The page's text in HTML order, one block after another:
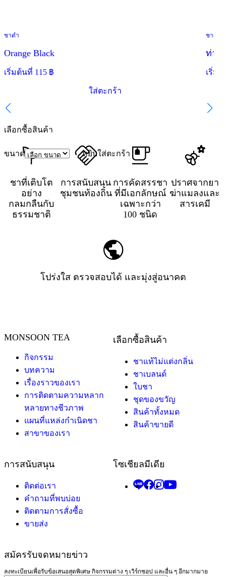
ชาดำ
Orange Black
เริ่มต้นที่ 115 ฿
ใส่ตะกร้า
ชาดำ
ท่าแ
เริ่ม
เลือกซื้อสินค้า
ขนาด หยิบใส่ตะกร้า
ชาที่เติบโต
อย่าง
กลมกลืนกับ
ธรรมชาติ
การสนับสนุน
ชุมชนท้องถิ่น
การคัดสรรชา
ที่มีเอกลักษณ์
เฉพาะกว่า
100 ชนิด
ปราศจากยา
ฆ่าแมลงและ
สารเคมี
โปร่งใส ตรวจสอบได้ และมุ่งสู่อนาคต
MONSOON TEA
กิจกรรม
บทความ
เรื่องราวของเรา
การติดตามความหลาก
หลายทางชีวภาพ
แผนที่แหล่งกำเนิดชา
สาขาของเรา
เลือกซื้อสินค้า
ชาแท้ไม่แต่งกลิ่น
ชาเบลนด์
ใบชา
ชุดของขวัญ
สินค้าทั้งหมด
สินค้าขายดี
การสนับสนุน
ติดต่อเรา
คำถามที่พบบ่อย
ติดตามการสั่งซื้อ
ขายส่ง
โซเชียลมีเดีย
สมัครรับจดหมายข่าว
ลงทะเบียนเพื่อรับข้อเสนอสุดพิเศษ กิจกรรมต่าง ๆ เวิร์กชอป และอื่น ๆ อีกมากมาย